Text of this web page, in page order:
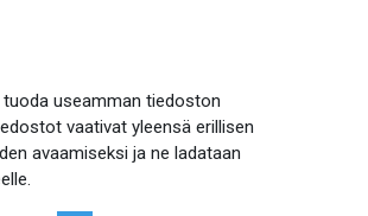
tuoda useamman tiedoston
vaativat yleensä erillisen
avaamiseksi ja ne ladataan